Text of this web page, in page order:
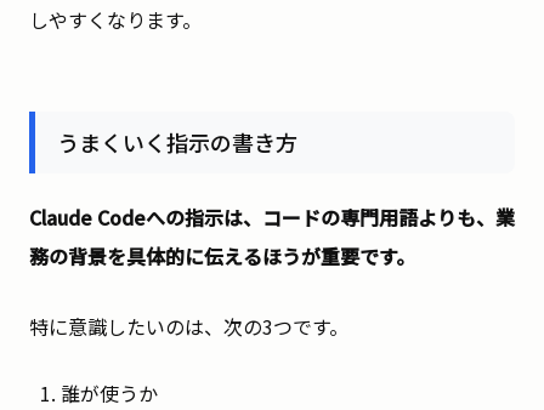
しやすくなります。
うまくいく指示の書き方
Claude Codeへの指示は、コードの専門用語よりも、業
務の背景を具体的に伝えるほうが重要です。
特に意識したいのは、次の3つです。
誰が使うか